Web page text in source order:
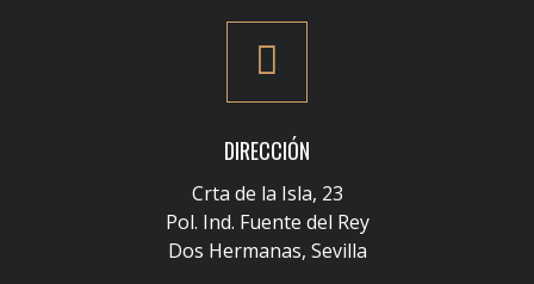
DIRECCIÓN
Crta de la Isla, 23
Pol. Ind. Fuente del Rey
Dos Hermanas, Sevilla